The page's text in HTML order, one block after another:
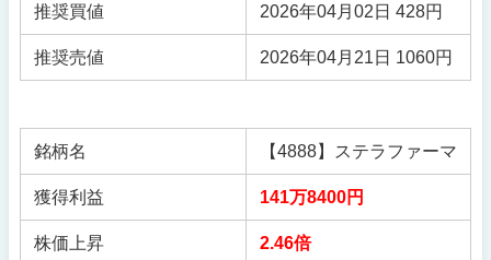
推奨買値 2026年04月02日 428円
推奨売値 2026年04月21日 1060円
銘柄名 【4888】ステラファーマ
獲得利益 141万8400円
株価上昇 2.46倍